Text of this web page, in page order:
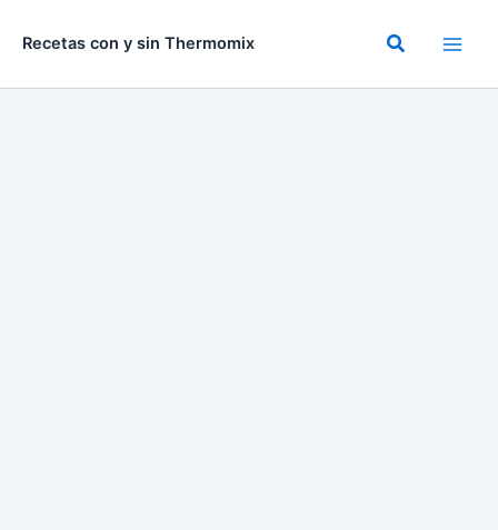
Recetas con y sin Thermomix Buscar